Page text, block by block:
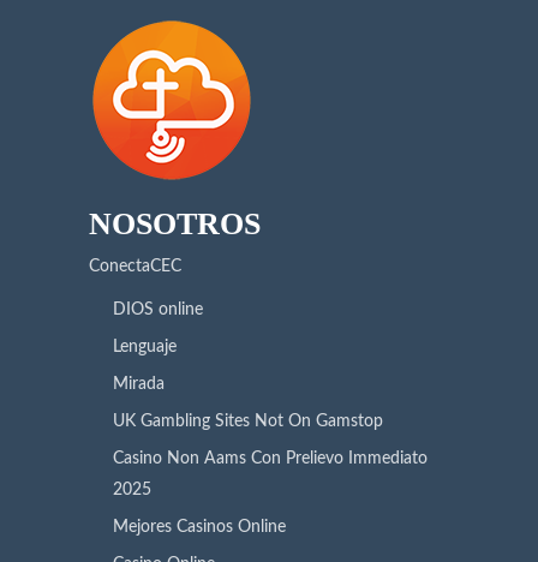
NOSOTROS
ConectaCEC
DIOS online
Lenguaje
Mirada
UK Gambling Sites Not On Gamstop
Casino Non Aams Con Prelievo Immediato
2025
Mejores Casinos Online